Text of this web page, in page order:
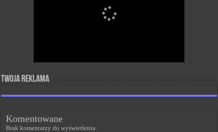
Twoja reklama
Komentowane
Brak komentarzy do wyświetlenia.